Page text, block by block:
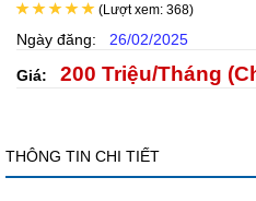
(Lượt xem: 368)
Ngày đăng: 26/02/2025
Giá: 200 Triệu/Tháng
THÔNG TIN CHI TIẾT